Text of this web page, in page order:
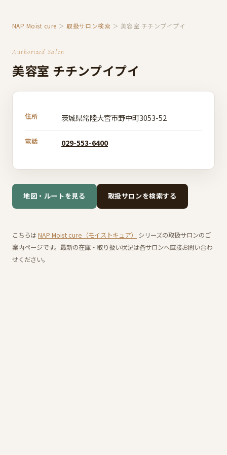
NAP Moist cure ＞取扱サロン検索 ＞ 美容室 チチンプイプイ
Authorized Salon
美容室 チチンプイプイ
住所 茨城県常陸大宮市野中町3053-52
電話 029-553-6400
地図・ルートを見る 取扱サロンを検索する
こちらはNAP Moist cure（モイストキュア）
シリーズの取扱サロンのご
案内ページです。最新の在庫・取り扱い状況は各サロンへ直接お問い合わ
せください。